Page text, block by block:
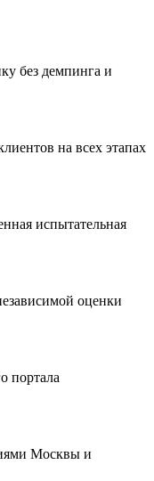
без демпинга и
на всех этапах
испытательная
оценки
портала
Москвы и